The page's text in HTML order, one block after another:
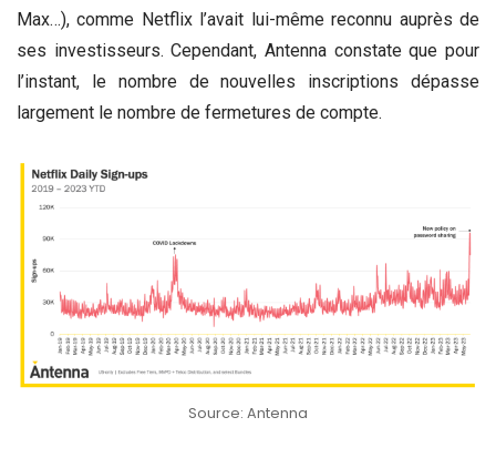
Max…), comme Netflix l’avait lui-même reconnu auprès de
ses investisseurs. Cependant, Antenna constate que pour
l’instant, le nombre de nouvelles inscriptions dépasse
largement le nombre de fermetures de compte.
Source: Antenna